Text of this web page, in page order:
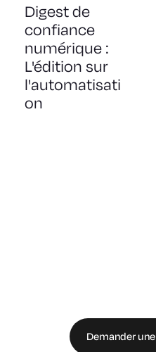
Digest de
confiance
numérique :
L'édition sur
l'automatisati
on
Demander